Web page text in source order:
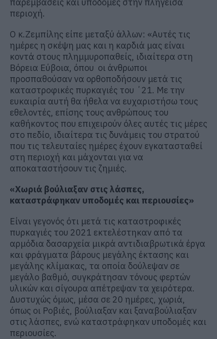
περιοχή.
Ο κ.Ζεμπίλης είπε μεταξύ άλλων: «Αυτές τις
ημέρες η σκέψη μας και η καρδιά μας είναι
κοντά στους πλημμυροπαθείς, ιδιαίτερα στη
Βόρεια Εύβοια, όπου οι άνθρωποι
προσπαθούσαν να ορθοποδήσουν μετά τις
καταστροφικές πυρκαγιές του ΄21. Με την
ευκαιρία αυτή θα ήθελα να ευχαριστήσω τους
εθελοντές, επίσης τους ανθρώπους του
καθήκοντος που επιχειρούν όλες αυτές τις μέρες
στο πεδίο, ιδιαίτερα τις δυνάμεις του στρατού
που τις τελευταίες ημέρες έχουν εγκατασταθεί
στη περιοχή και μάχονται για να
αποκαταστήσουν τις ζημιές.
«Χωριά βούλιαξαν στις λάσπες,
καταστράφηκαν υποδομές και περιουσίες»
Είναι γεγονός ότι μετά τις καταστροφικές
πυρκαγιές του 2021 εκτελέστηκαν από τα
αρμόδια δασαρχεία μικρά αντιδιαβρωτικά έργα
και φράγματα βάρους μεγάλης έκτασης και
μεγάλης κλίμακας, τα οποία δούλεψαν σε
μεγάλο βαθμό, συγκράτησαν τόνους φερτών
υλικών και σίγουρα απέτρεψαν τα χειρότερα.
Δυστυχώς όμως, μέσα σε 20 ημέρες, χωριά,
όπως οι Ροβιές, βούλιαξαν και ξαναβούλιαξαν
στις λάσπες, ενώ καταστράφηκαν υποδομές και
περιουσίες.